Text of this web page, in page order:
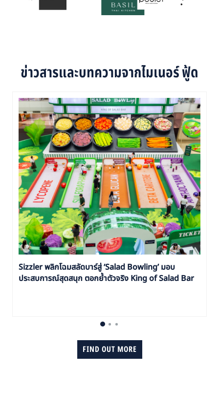
ข่าวสารและบทความจากไมเนอร์ ฟู้ด
Sizzler พลิกโฉมสลัดบาร์สู่ ‘Salad Bowling’ มอบ
ประสบการณ์สุดสนุก ตอกย้ำตัวจริง King of Salad Bar
FIND OUT MORE